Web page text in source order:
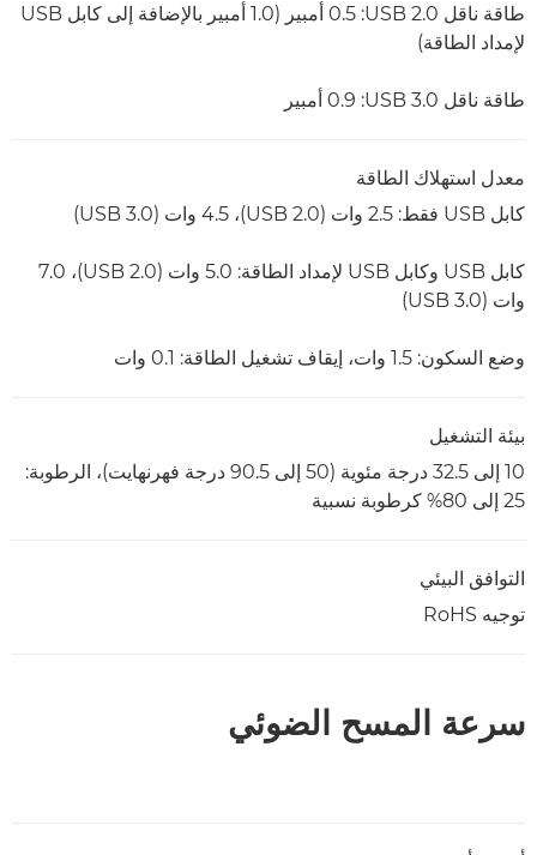
طاقة ناقل USB 2.0: ‏0.5 أمبير (‏1.0 أمبير بالإضافة إلى كابل USB
لإمداد الطاقة)
طاقة ناقل USB 3.0: ‏0.9 أمبير
معدل استهلاك الطاقة
كابل USB فقط: 2.5 وات (USB 2.0)، ‏4.5 وات (USB 3.0)
كابل USB وكابل USB لإمداد الطاقة: ‏5.0 وات (USB 2.0)، ‏7.0
وات (USB 3.0)
وضع السكون: 1.5 وات، إيقاف تشغيل الطاقة: 0.1 وات
بيئة التشغيل
10 إلى 32.5 درجة مئوية (50 إلى 90.5 درجة فهرنهايت)، الرطوبة:
25 إلى 80% كرطوبة نسبية
التوافق البيئي
توجيه RoHS
سرعة المسح الضوئي